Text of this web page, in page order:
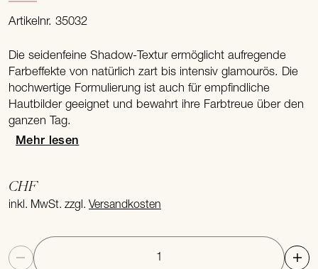
Artikelnr. 35032
Die seidenfeine Shadow-Textur ermöglicht aufregende
Farbeffekte von natürlich zart bis intensiv glamourös. Die
hochwertige Formulierung ist auch für empfindliche
Hautbilder geeignet und bewahrt ihre Farbtreue über den
ganzen Tag.
Mehr lesen
CHF
inkl. MwSt. zzgl.Versandkosten
Anzahl